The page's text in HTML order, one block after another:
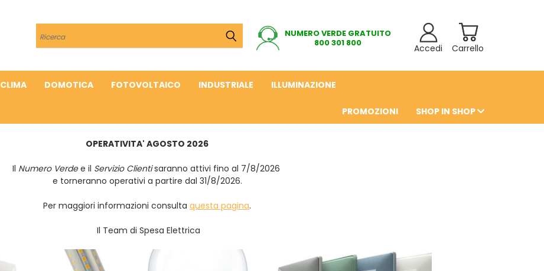
Cerca
NUMERO VERDE GRATUITO
800 301 800
Carrello
Accedi
CLIMA DOMOTICA FOTOVOLTAICO INDUSTRIALE ILLUMINAZIONE
PROMOZIONI SHOP IN SHOP
OPERATIVITA' AGOSTO 2026
Il Numero Verdee il Servizio Clientisaranno attivi fino al 7/8/2026
e torneranno operativi a partire dal 31/8/2026.
Per maggiori informazioni consulta questa pagina.
Il Team di Spesa Elettrica